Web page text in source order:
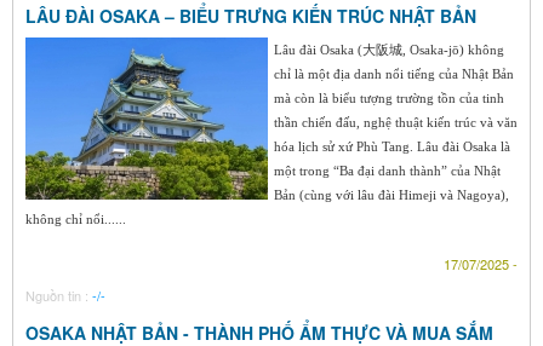
LÂU ĐÀI OSAKA – BIỂU TRƯNG KIẾN TRÚC NHẬT BẢN
Lâu đài Osaka (大阪城, Osaka-jō) không
chỉ là một địa danh nổi tiếng của Nhật Bản
mà còn là biểu tượng trường tồn của tinh
thần chiến đấu, nghệ thuật kiến trúc và văn
hóa lịch sử xứ Phù Tang. Lâu đài Osaka là
một trong “Ba đại danh thành” của Nhật
Bản (cùng với lâu đài Himeji và Nagoya),
không chỉ nổi......
17/07/2025 -
Nguồn tin : -/-
OSAKA NHẬT BẢN - THÀNH PHỐ ẨM THỰC VÀ MUA SẮM